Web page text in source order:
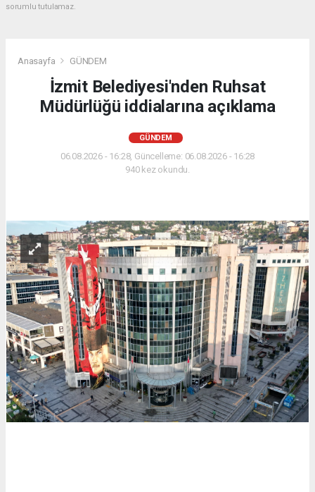
sorumlu tutulamaz.
Anasayfa GÜNDEM
İzmit Belediyesi'nden Ruhsat
Müdürlüğü iddialarına açıklama
GÜNDEM
06.08.2026 - 16:28, Güncelleme: 06.08.2026 - 16:28
940 kez okundu.